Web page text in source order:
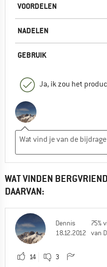
VOORDELEN
NADELEN
GEBRUIK
Ja, ik zou het
WAT VINDEN
DAARVAN:
Dennis
18.12.2012
75%
van
14 3